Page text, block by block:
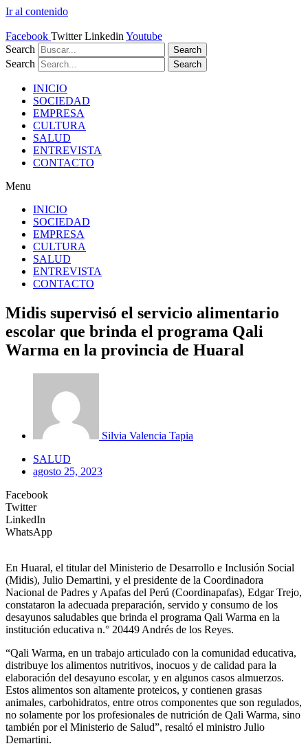
Ir al contenido
Facebook Twitter Linkedin Youtube
Search
Search
Search Search
INICIO
SOCIEDAD
EMPRESA
CULTURA
SALUD
ENTREVISTA
CONTACTO
Menu
INICIO
SOCIEDAD
EMPRESA
CULTURA
SALUD
ENTREVISTA
CONTACTO
Midis supervisó el servicio alimentario
escolar que brinda el programa Qali
Warma en la provincia de Huaral
Silvia Valencia Tapia
SALUD
agosto 25, 2023
Facebook
Twitter
LinkedIn
WhatsApp
En Huaral, el titular del Ministerio de Desarrollo e Inclusión Social
(Midis), Julio Demartini, y el presidente de la Coordinadora
Nacional de Padres y Apafas del Perú (Coordinapafas), Edgar Trejo,
constataron la adecuada preparación, servido y consumo de los
desayunos saludables que brinda el programa Qali Warma en la
institución educativa n.° 20449 Andrés de los Reyes.
“Qali Warma, en un trabajo articulado con la comunidad educativa,
distribuye los alimentos nutritivos, inocuos y de calidad para la
elaboración del desayuno escolar, y en algunos casos almuerzos.
Estos alimentos son altamente proteicos, y contienen grasas
animales, carbohidratos, entre otros componentes que son regulados,
no solamente por los profesionales de nutrición de Qali Warma, sino
también por el Ministerio de Salud”, resaltó el ministro Julio
Demartini.